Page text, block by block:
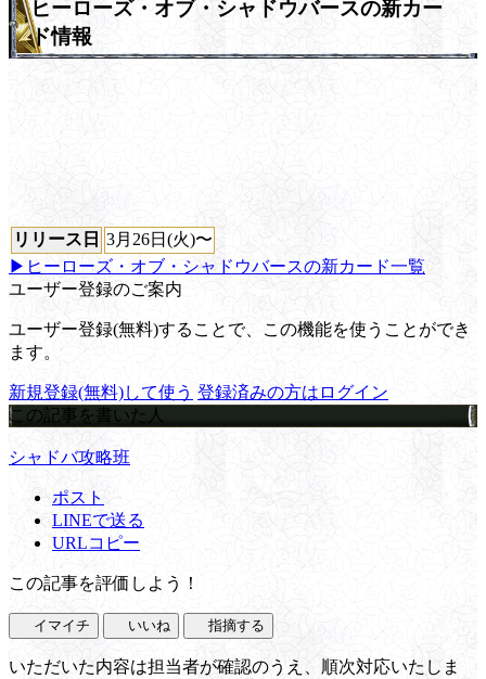
ヒーローズ・オブ・シャドウバースの新カー
ド情報
リリース日 3月26日(火)〜
▶ヒーローズ・オブ・シャドウバースの新カード一覧
ユーザー登録のご案内
ユーザー登録(無料)することで、この機能を使うことができ
ます。
新規登録(無料)して使う 登録済みの方はログイン
この記事を書いた人
シャドバ攻略班
ポスト
LINEで送る
URLコピー
この記事を評価しよう！
イマイチ いいね 指摘する
いただいた内容は担当者が確認のうえ、順次対応いたしま